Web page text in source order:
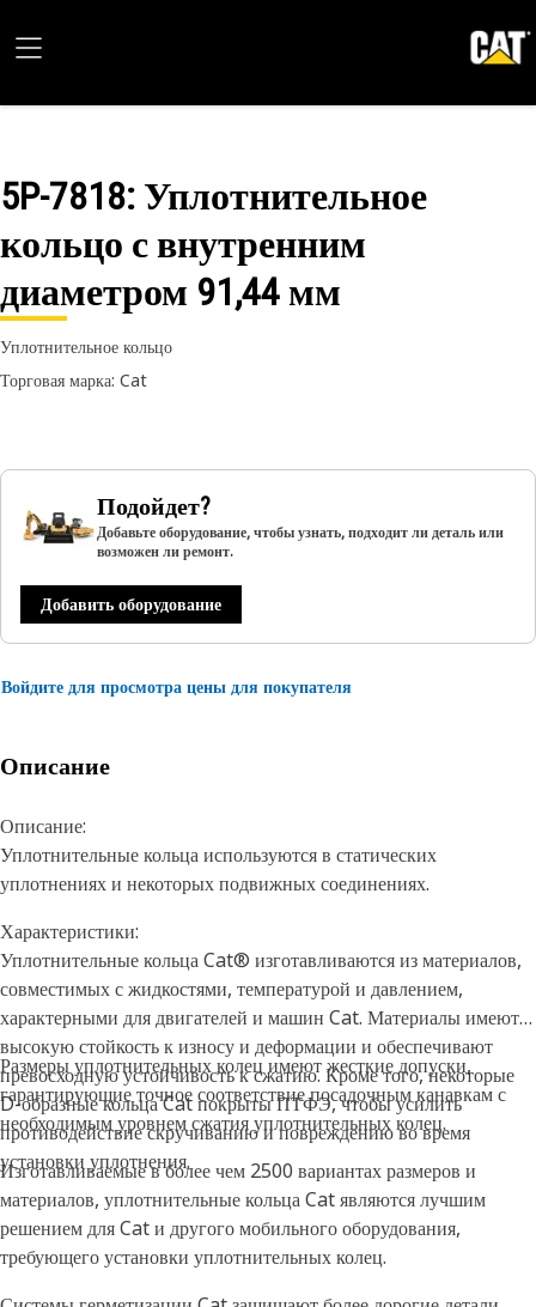
5P-7818: Уплотнительное
кольцо с внутренним
диаметром 91,44 мм
Уплотнительное кольцо
Торговая марка: Cat
Подойдет?
Добавьте оборудование, чтобы узнать, подходит ли деталь или
возможен ли ремонт.
Добавить оборудование
Войдите для просмотра цены для покупателя
Описание
Описание:
Уплотнительные кольца используются в статических
уплотнениях и некоторых подвижных соединениях.
Характеристики:
Уплотнительные кольца Cat® изготавливаются из материалов,
совместимых с жидкостями, температурой и давлением,
характерными для двигателей и машин Cat. Материалы имеют
высокую стойкость к износу и деформации и обеспечивают
превосходную устойчивость к сжатию. Кроме того, некоторые
D-образные кольца Cat покрыты ПТФЭ, чтобы усилить
противодействие скручиванию и повреждению во время
установки уплотнения.
Размеры уплотнительных колец имеют жесткие допуски,
гарантирующие точное соответствие посадочным канавкам с
необходимым уровнем сжатия уплотнительных колец.
Изготавливаемые в более чем 2500 вариантах размеров и
материалов, уплотнительные кольца Cat являются лучшим
решением для Cat и другого мобильного оборудования,
требующего установки уплотнительных колец.